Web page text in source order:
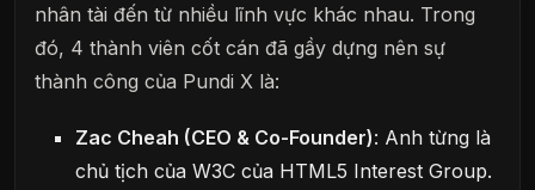
nhân tài đến từ nhiều lĩnh vực khác nhau. Trong
đó, 4 thành viên cốt cán đã gầy dựng nên sự
thành công của Pundi X là:
Zac Cheah (CEO & Co-Founder): Anh từng là
chủ tịch của W3C của HTML5 Interest Group.